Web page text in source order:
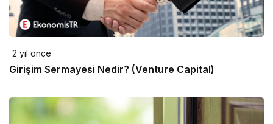
2 yıl önce
Girişim Sermayesi Nedir? (Venture Capital)